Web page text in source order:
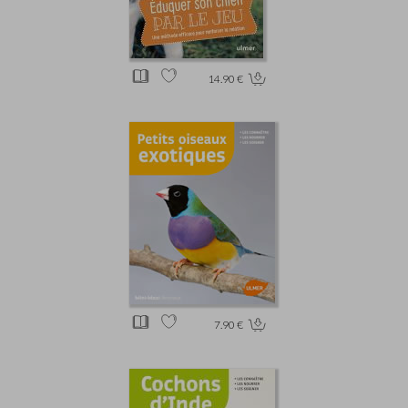
14.90 €
7.90 €